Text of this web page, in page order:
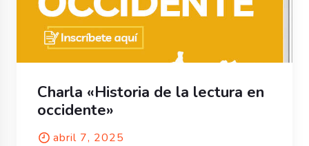
Charla «Historia de la lectura en
occidente»
abril 7, 2025